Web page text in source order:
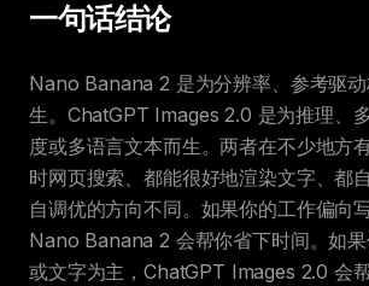
一句话结论
Nano Banana 2 是为分辨率、参考驱
生。ChatGPT Images 2.0 是为推理、
度或多语言文本而生。两者在不少地方
时网页搜索、都能很好地渲染文字、都
自调优的方向不同。如果你的工作偏向
Nano Banana 2 会帮你省下时间。如
或文字为主，ChatGPT Images 2.0 会帮